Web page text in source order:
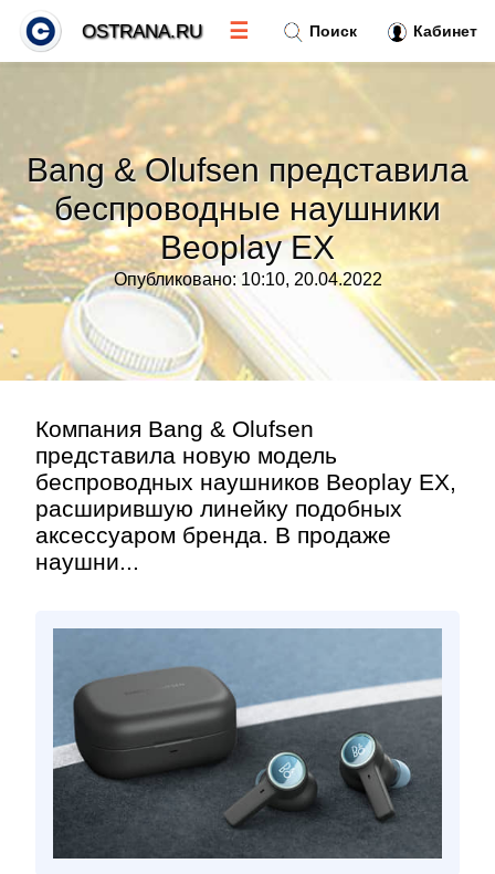
Bang & Olufsen представила
беспроводные наушники
Beoplay EX
Опубликовано: 10:10, 20.04.2022
Компания Bang & Olufsen
представила новую модель
беспроводных наушников Beoplay EX,
расширившую линейку подобных
аксессуаром бренда. В продаже
наушни...
Поиск Кабинет
OSTRANA.RU ☰
Тренды новостей »
Рубрики»
Правила
Контакт»